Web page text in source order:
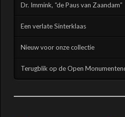
Dr. Immink, “de Paus van Zaandam”
Een verlate Sinterklaas
Nieuw voor onze collectie
Terugblik op de Open